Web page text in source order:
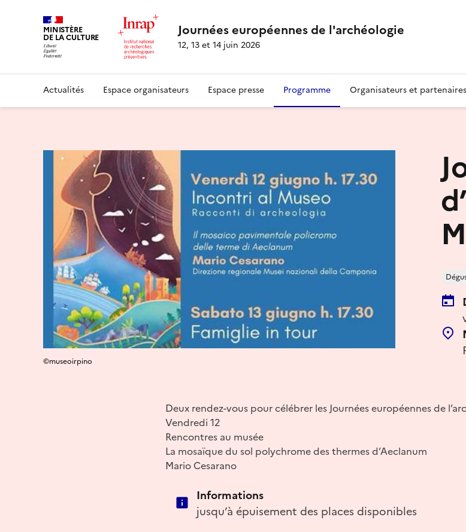
MINISTÈRE
DE LA CULTURE Journées européennes de l'archéologie
12, 13 et 14 juin 2026
Actualités Espace organisateurs Espace presse Programme Organisateurs et partenaires
©museoirpino
Deux rendez-vous pour célébrer les Journées européennes de
Vendredi 12
Rencontres au musée
La mosaïque du sol polychrome des thermes d’Aeclanum
Mario Cesarano
Informations
jusqu’à épuisement des places disponibles